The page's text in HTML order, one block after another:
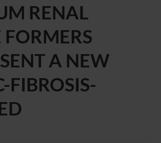
RENAL
FORMERS
A NEW
FIBROSIS-